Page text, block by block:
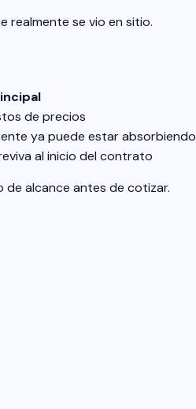
realmente se vio en sitio.
de precios
ya puede estar absorbiendo
al inicio del contrato
de alcance antes de cotizar.